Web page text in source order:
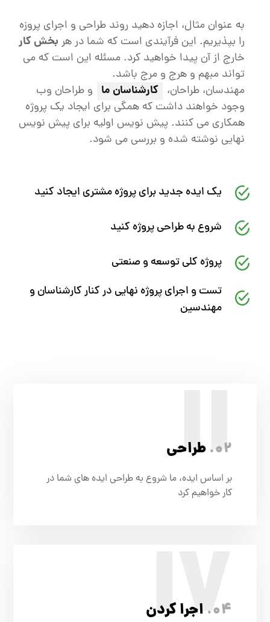
به عنوان مثال، اجازه دهید روند طراحی و اجرای پروزه
را بپذیریم. این فرآیندی است که شما در هر بخش کار
خارج از آن پیدا خواهید کرد. مسئله این است که می
تواند مبهم و هرج و مرج باشد.
مهندسان، طراحان، کارشناسان ما و طراحان وب
وجود خواهند داشت که همگی برای ایجاد یک پروژه
همکاری می کنند.پیش نویس اولیه برای پیش نویس
نهایی نوشته شده و بررسی می شود.
یک ایده جدید برای پروژه مشتری ایجاد کنید
شروع به طراحی پروژه کنید
پروژه کلی توسعه و صنعتی
تست و اجرای پروژه نهایی در کنار کارشناسان و
مهندسین
II
02. طراحی
بر اساس ایده، ما شروع به طراحی ایده های شما در
کار خواهیم کرد
IV
04. اجرا کردن